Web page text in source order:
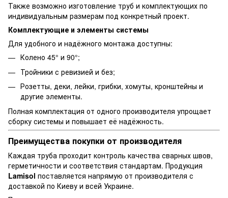
Также возможно изготовление труб и комплектующих по
индивидуальным размерам под конкретный проект.
Комплектующие и элементы системы
Для удобного и надёжного монтажа доступны:
Колено 45° и 90°;
Тройники с ревизией и без;
Розетты, деки, лейки, грибки, хомуты, кронштейны и
другие элементы.
Полная комплектация от одного производителя упрощает
сборку системы и повышает её надёжность.
Преимущества покупки от производителя
Каждая труба проходит контроль качества сварных швов,
герметичности и соответствия стандартам. Продукция
Lamisol поставляется напрямую от производителя с
доставкой по Киеву и всей Украине.